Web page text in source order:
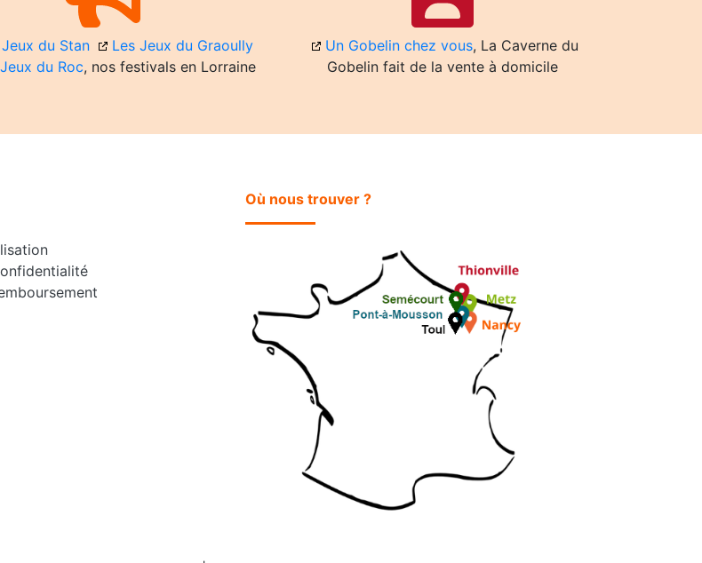
du Stan
Les Jeux du Graoully
du Roc, nos festivals en Lorraine
Un Gobelin chez vous, La Caverne du
Gobelin fait de la vente à domicile
Où nous trouver ?